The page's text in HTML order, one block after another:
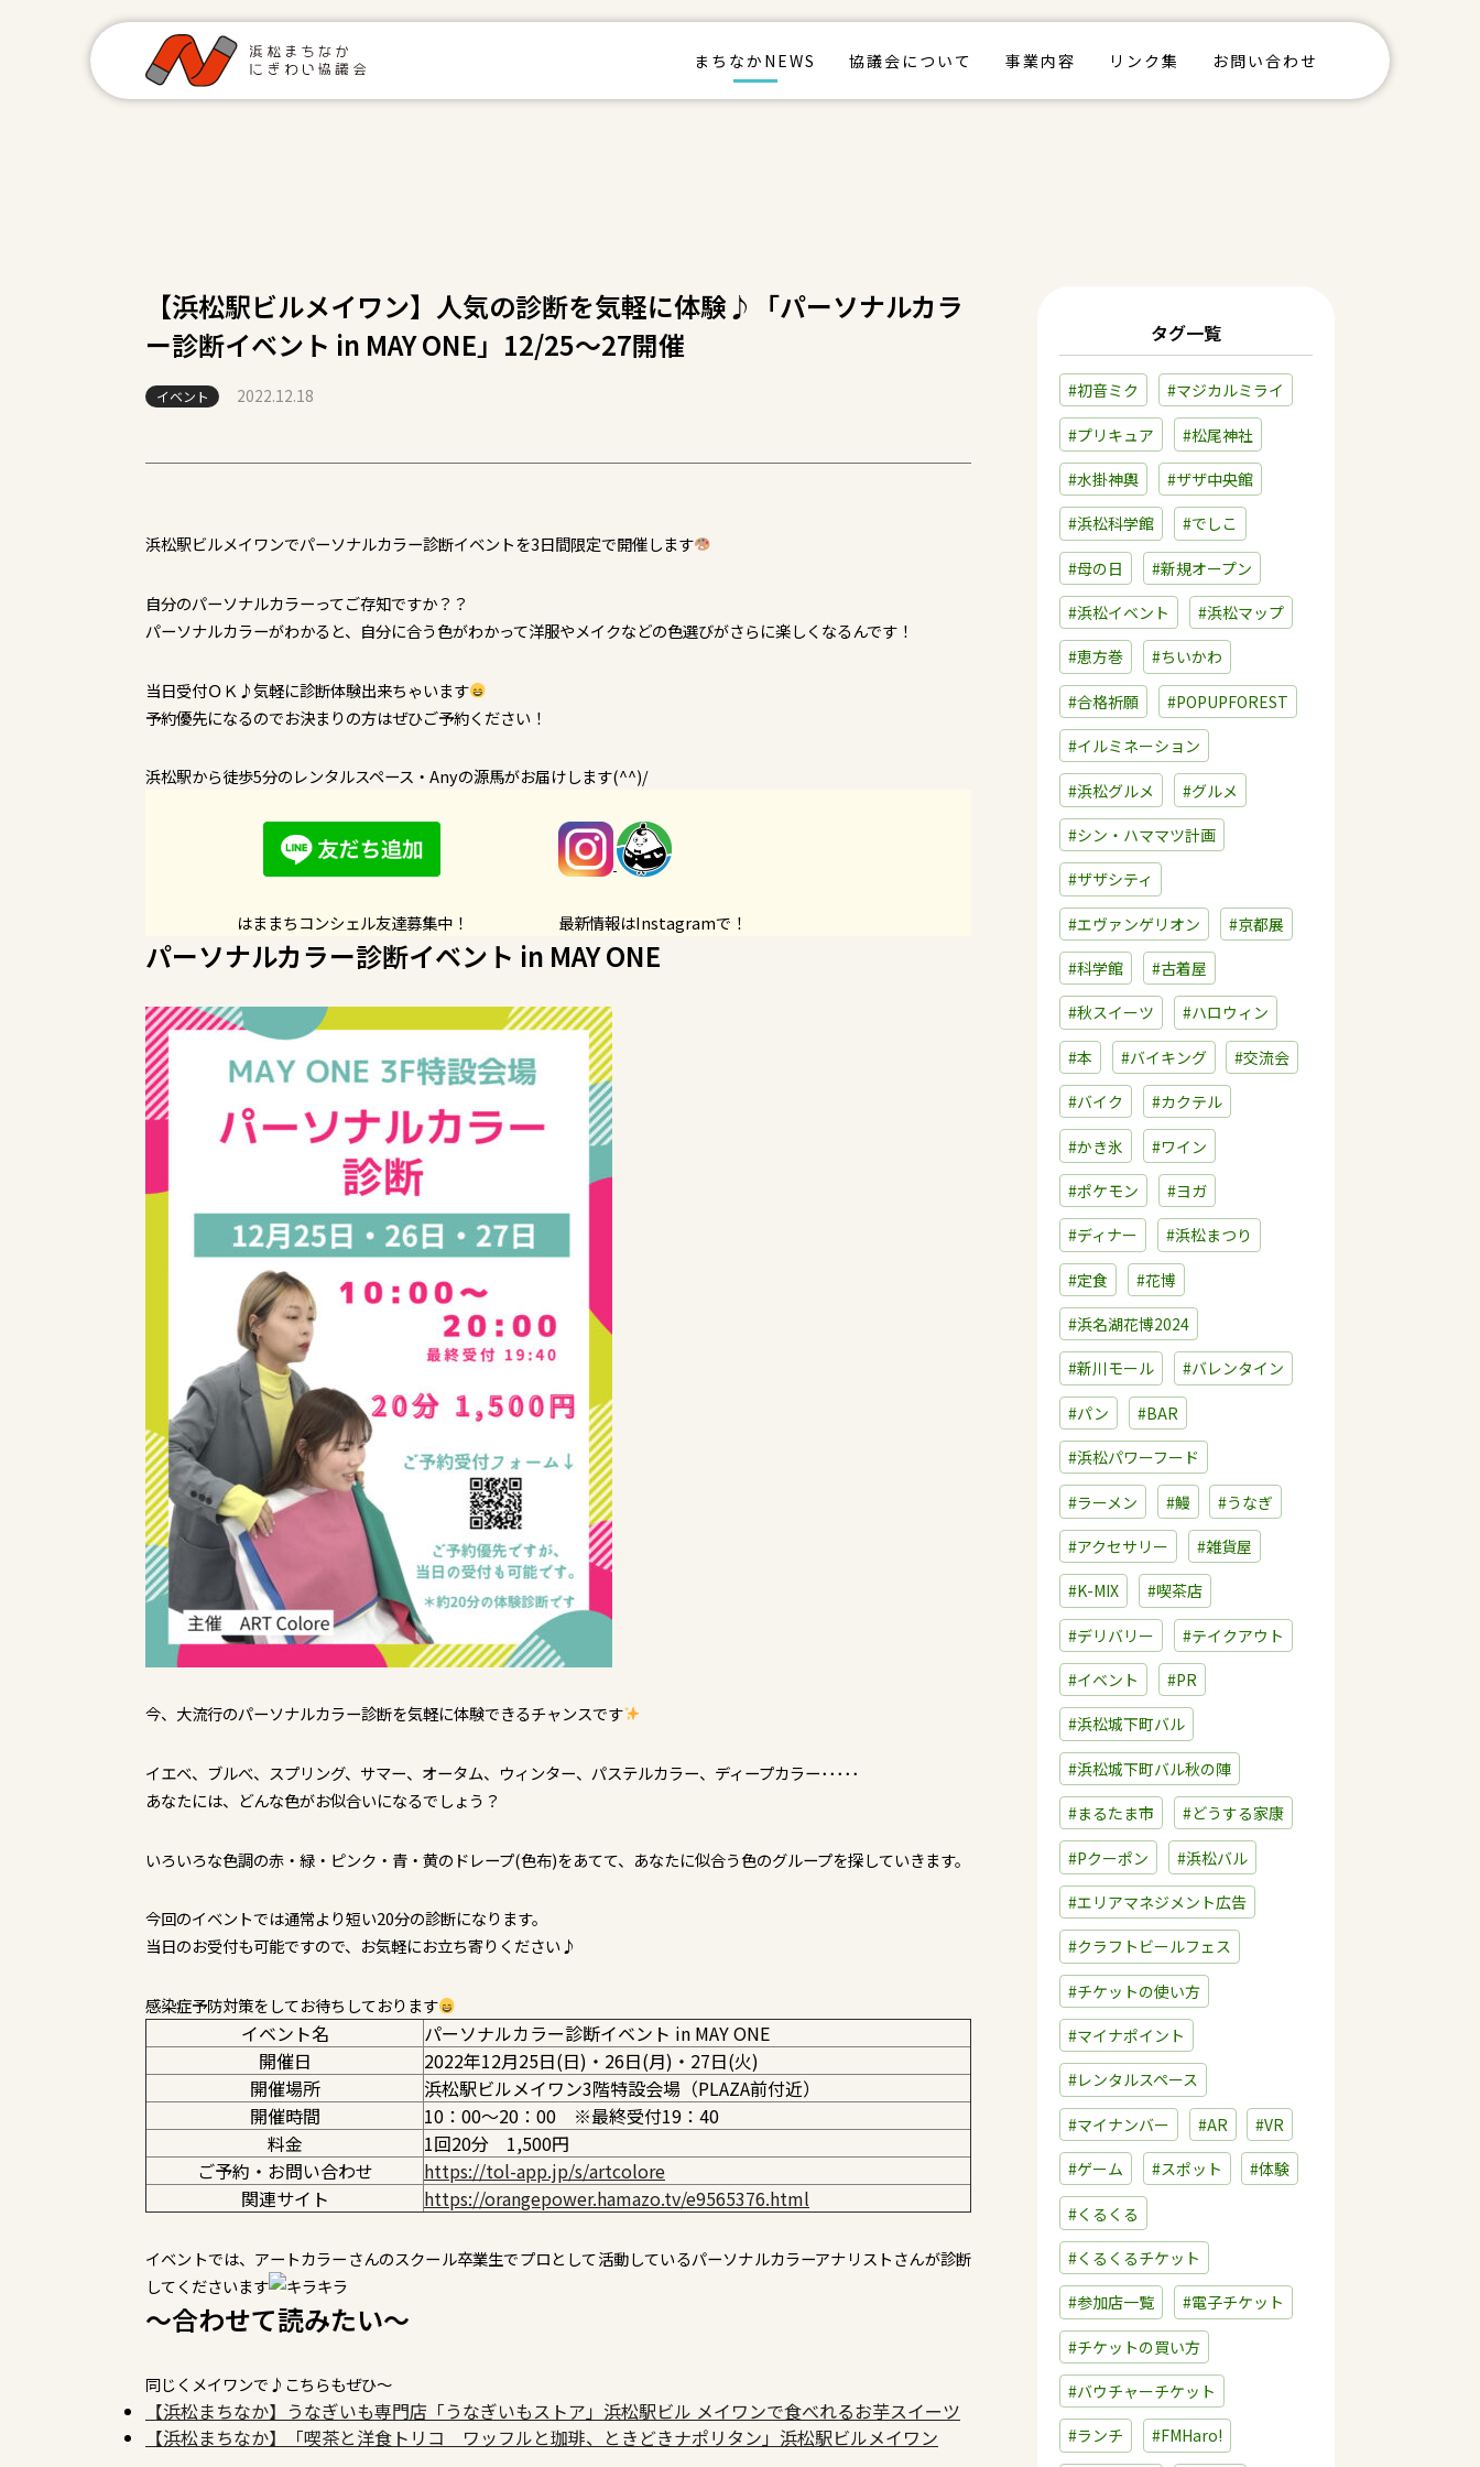
まちなかNEWS 協議会について 事業内容 リンク集 お問い合わせ
【浜松駅ビルメイワン】人気の診断を気軽に体験♪「パーソナルカラ
ー診断イベント in MAY ONE」12/25～27開催
イベント 2022.12.18
浜松駅ビルメイワンでパーソナルカラー診断イベントを3日間限定で開催します
自分のパーソナルカラーってご存知ですか？？
パーソナルカラーがわかると、自分に合う色がわかって洋服やメイクなどの色選びがさらに楽しくなるんです！
当日受付ＯＫ♪気軽に診断体験出来ちゃいます
予約優先になるのでお決まりの方はぜひご予約ください！
浜松駅から徒歩5分のレンタルスペース・Anyの源馬がお届けします(^^)/
はままちコンシェル友達募集中！ 最新情報はInstagramで！
パーソナルカラー診断イベント in MAY ONE
今、大流行のパーソナルカラー診断を気軽に体験できるチャンスです
イエベ、ブルべ、スプリング、サマー、オータム、ウィンター、パステルカラー、ディープカラー･････
あなたには、どんな色がお似合いになるでしょう？
いろいろな色調の赤・緑・ピンク・青・黄のドレープ(色布)をあてて、あなたに似合う色のグループを探していきます。
今回のイベントでは通常より短い20分の診断になります。
当日のお受付も可能ですので、お気軽にお立ち寄りください♪
感染症予防対策をしてお待ちしております
イベント名
パーソナルカラー診断イベント in MAY ONE
開催日
2022年12月25日(日)・26日(月)・27日(火)
開催場所
浜松駅ビルメイワン3階特設会場（PLAZA前付近）
開催時間
10：00～20：00 ※最終受付19：40
料金
1回20分 1,500円
ご予約・お問い合わせ
https://tol-app.jp/s/artcolore
関連サイト
https://orangepower.hamazo.tv/e9565376.html
イベントでは、アートカラーさんのスクール卒業生でプロとして活動しているパーソナルカラーアナリストさんが診断
してくださいます
～合わせて読みたい～
同じくメイワンで♪こちらもぜひ～
【浜松まちなか】うなぎいも専門店「うなぎいもストア」浜松駅ビル メイワンで食べれるお芋スイーツ
【浜松まちなか】「喫茶と洋食トリコ ワッフルと珈琲、ときどきナポリタン」浜松駅ビルメイワン
タグ一覧
#初音ミク #マジカルミライ
#プリキュア #松尾神社
#水掛神輿 #ザザ中央館
#浜松科学館 #でしこ
#母の日 #新規オープン
#浜松イベント #浜松マップ
#恵方巻 #ちいかわ
#合格祈願 #POPUPFOREST
#イルミネーション
#浜松グルメ #グルメ
#シン・ハママツ計画
#ザザシティ
#エヴァンゲリオン #京都展
#科学館 #古着屋
#秋スイーツ #ハロウィン
#本 #バイキング #交流会
#バイク #カクテル
#かき氷 #ワイン
#ポケモン #ヨガ
#ディナー #浜松まつり
#定食 #花博
#浜名湖花博2024
#新川モール #バレンタイン
#パン #BAR
#浜松パワーフード
#ラーメン #鰻 #うなぎ
#アクセサリー #雑貨屋
#K-MIX #喫茶店
#デリバリー #テイクアウト
#イベント #PR
#浜松城下町バル
#浜松城下町バル秋の陣
#まるたま市 #どうする家康
#Pクーポン #浜松バル
#エリアマネジメント広告
#クラフトビールフェス
#チケットの使い方
#マイナポイント
#レンタルスペース
#マイナンバー #AR #VR
#ゲーム #スポット #体験
#くるくる
#くるくるチケット
#参加店一覧 #電子チケット
#チケットの買い方
#バウチャーチケット
#ランチ #FMHaro!